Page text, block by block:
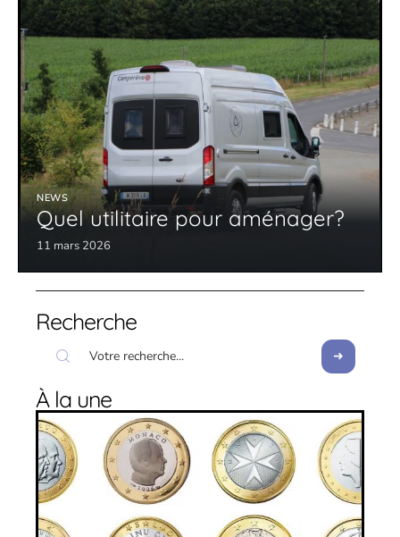
NEWS
Quel utilitaire pour aménager?
11 mars 2026
Recherche
À la une